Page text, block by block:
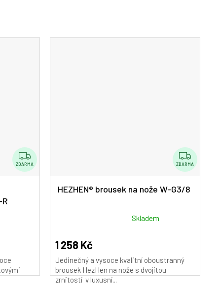
Z
D
ZDARMA
Z
D
ZDARMA
HEZHEN® brousek na nože W-G3/8
produktu
je
5,0
z
5
Skladem
1 258 Kč
Jedinečný a vysoce kvalitní oboustranný
brousek HezHen na nože s dvojitou
zrnitostí v luxusní...